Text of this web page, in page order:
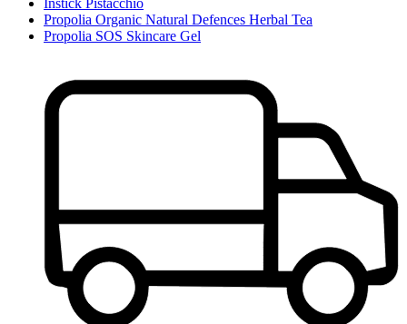
Instick Pistacchio
Propolia Organic Natural Defences Herbal Tea
Propolia SOS Skincare Gel